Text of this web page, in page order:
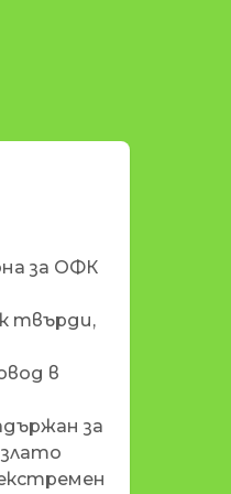
за ОФК
твърди,
в
за